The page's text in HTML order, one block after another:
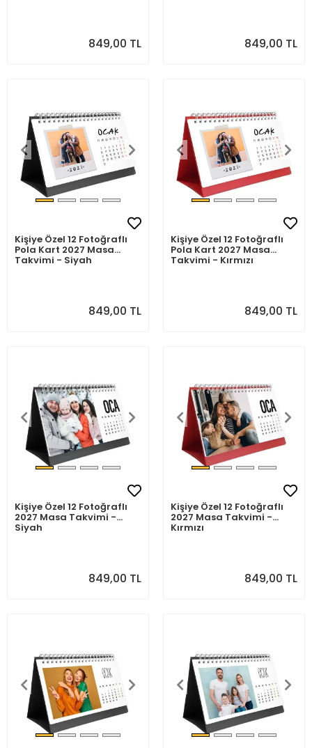
849,00 TL 849,00 TL
Kişiye Özel 12 Fotoğraflı
Pola Kart 2027 Masa
Takvimi - Siyah
849,00 TL
Kişiye Özel 12 Fotoğraflı
Pola Kart 2027 Masa
Takvimi - Kırmızı
849,00 TL
Kişiye Özel 12 Fotoğraflı
2027 Masa Takvimi -
Siyah
849,00 TL
Kişiye Özel 12 Fotoğraflı
2027 Masa Takvimi -
Kırmızı
849,00 TL